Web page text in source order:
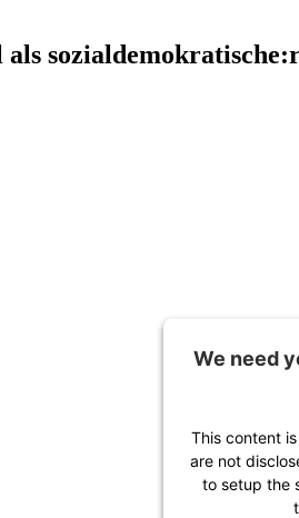
We need
This content
are not
to setup the